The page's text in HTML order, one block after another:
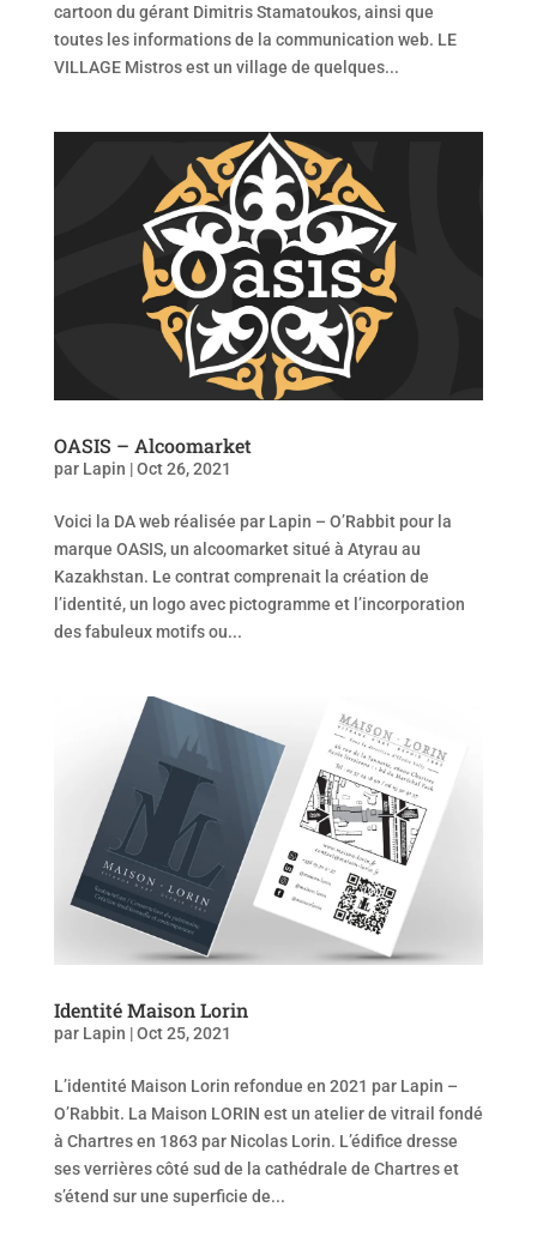
cartoon du gérant Dimitris Stamatoukos, ainsi que
toutes les informations de la communication web. LE
VILLAGE Mistros est un village de quelques...
OASIS – Alcoomarket
par Lapin |Oct 26, 2021
Voici la DA web réalisée par Lapin – O’Rabbit pour la
marque OASIS, un alcoomarket situé à Atyrau au
Kazakhstan. Le contrat comprenait la création de
l’identité, un logo avec pictogramme et l’incorporation
des fabuleux motifs ou...
Identité Maison Lorin
par Lapin |Oct 25, 2021
L’identité Maison Lorin refondue en 2021 par Lapin –
O’Rabbit. La Maison LORIN est un atelier de vitrail fondé
à Chartres en 1863 par Nicolas Lorin. L’édifice dresse
ses verrières côté sud de la cathédrale de Chartres et
s’étend sur une superficie de...